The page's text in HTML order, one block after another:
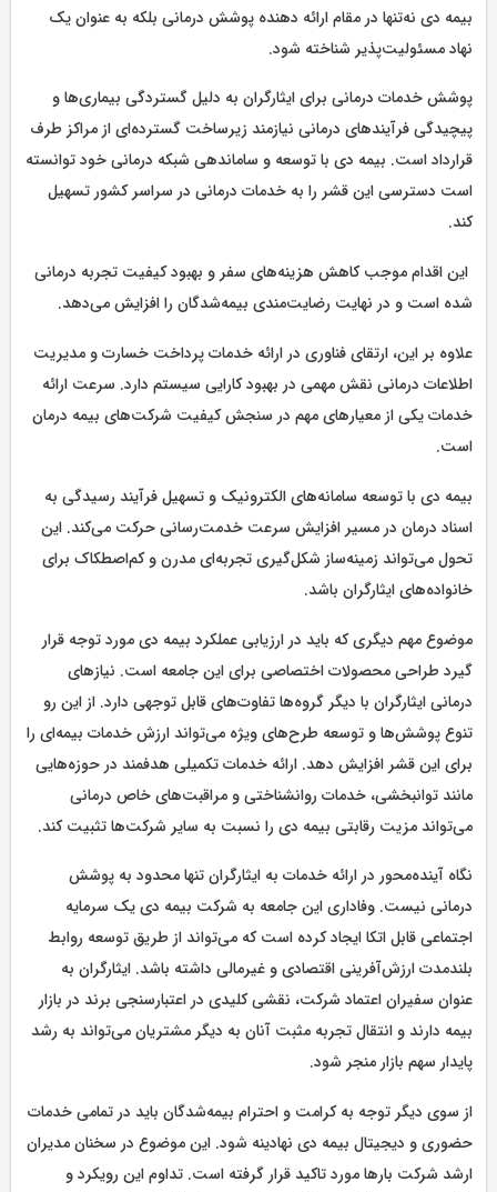
بیمه دی نه‌تنها در مقام ارائه دهنده پوشش درمانی بلکه به عنوان یک
نهاد مسئولیت‌پذیر شناخته شود.
پوشش خدمات درمانی برای ایثارگران به دلیل گستردگی بیماری‌ها و
پیچیدگی فرآیندهای درمانی نیازمند زیرساخت گسترده‌ای از مراکز طرف
قرارداد است. بیمه دی با توسعه و ساماندهی شبکه درمانی خود توانسته
است دسترسی این قشر را به خدمات درمانی در سراسر کشور تسهیل
کند.
این اقدام موجب کاهش هزینه‌های سفر و بهبود کیفیت تجربه درمانی
شده است و در نهایت رضایت‌مندی بیمه‌شدگان را افزایش می‌دهد.
علاوه بر این، ارتقای فناوری در ارائه خدمات پرداخت خسارت و مدیریت
اطلاعات درمانی نقش مهمی در بهبود کارایی سیستم دارد. سرعت ارائه
خدمات یکی از معیارهای مهم در سنجش کیفیت شرکت‌های بیمه درمان
است.
بیمه دی با توسعه سامانه‌های الکترونیک و تسهیل فرآیند رسیدگی به
اسناد درمان در مسیر افزایش سرعت خدمت‌رسانی حرکت می‌کند. این
تحول می‌تواند زمینه‌ساز شکل‌گیری تجربه‌ای مدرن و کم‌اصطکاک برای
خانواده‌های ایثارگران باشد.
موضوع مهم دیگری که باید در ارزیابی عملکرد بیمه دی مورد توجه قرار
گیرد طراحی محصولات اختصاصی برای این جامعه است. نیازهای
درمانی ایثارگران با دیگر گروه‌ها تفاوت‌های قابل توجهی دارد. از این رو
تنوع پوشش‌ها و توسعه طرح‌های ویژه می‌تواند ارزش خدمات بیمه‌ای را
برای این قشر افزایش دهد. ارائه خدمات تکمیلی هدفمند در حوزه‌هایی
مانند توانبخشی، خدمات روانشناختی و مراقبت‌های خاص درمانی
می‌تواند مزیت رقابتی بیمه دی را نسبت به سایر شرکت‌ها تثبیت کند.
نگاه آینده‌محور در ارائه خدمات به ایثارگران تنها محدود به پوشش
درمانی نیست. وفاداری این جامعه به شرکت بیمه دی یک سرمایه
اجتماعی قابل اتکا ایجاد کرده است که می‌تواند از طریق توسعه روابط
بلندمدت ارزش‌آفرینی اقتصادی و غیرمالی داشته باشد. ایثارگران به
عنوان سفیران اعتماد شرکت، نقشی کلیدی در اعتبارسنجی برند در بازار
بیمه دارند و انتقال تجربه مثبت آنان به دیگر مشتریان می‌تواند به رشد
پایدار سهم بازار منجر شود.
از سوی دیگر توجه به کرامت و احترام بیمه‌شدگان باید در تمامی خدمات
حضوری و دیجیتال بیمه دی نهادینه شود. این موضوع در سخنان مدیران
ارشد شرکت بارها مورد تاکید قرار گرفته است. تداوم این رویکرد و